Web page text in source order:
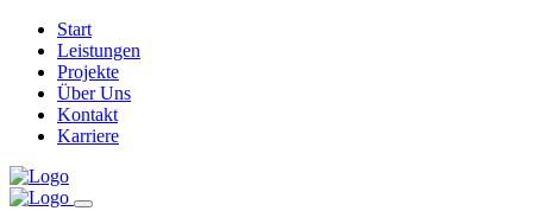
Start
Leistungen
Projekte
Über Uns
Kontakt
Karriere